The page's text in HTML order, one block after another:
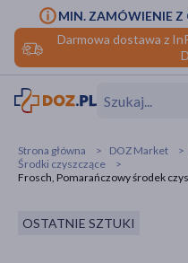
Darmowa dostawa z
MIN. ZAMÓWIENIE Z
Hit
makijażu
Strona główna DOZ Market
Środki czyszczące
Frosch, Pomarańczowy środek
OSTATNIE SZTUKI